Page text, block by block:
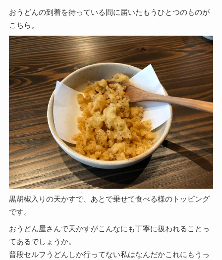
おうどんの到着を待っている間に届いたもうひとつのものが
こちら。
黒胡椒入りの天かすで、あとで乗せて食べる様のトッピング
です。
おうどん屋さんで天かすがこんなにも丁寧に扱われることっ
てあるでしょうか。
普段セルフうどんしか行ってない私はなんだかこれにもうっ